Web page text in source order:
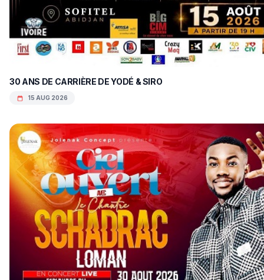
30 ANS DE CARRIÈRE DE YODÉ & SIRO
15 AUG 2026